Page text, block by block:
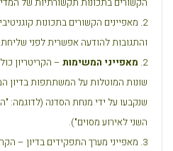
הקשורים בתכונות תקשורתיות של
2. מאפיינים הקשורים בתכונות
והתגובות להודעה אפשרית לפני
2. מאפייני המשימות – הקריטריון
שונות המוטלות על המשתתפות בדיון
שנקבעו על ידי מנחת הסדנה (לדוגמה:
השני לאירוע מסוים").
3. מאפייני מערך התפקידים בדיון –